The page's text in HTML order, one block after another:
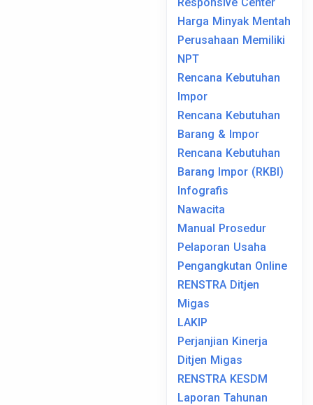
Harga Minyak Mentah
Perusahaan Memiliki
NPT
Rencana Kebutuhan
Impor
Rencana Kebutuhan
Barang & Impor
Rencana Kebutuhan
Barang Impor (RKBI)
Infografis
Nawacita
Manual Prosedur
Pelaporan Usaha
Pengangkutan Online
RENSTRA Ditjen
Migas
LAKIP
Perjanjian Kinerja
Ditjen Migas
RENSTRA KESDM
Laporan Tahunan